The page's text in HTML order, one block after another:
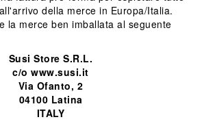
della merce in Europa/Italia.
la merce ben imballata al seguente
Susi Store S.R.L.
c/o www.susi.it
Via Ofanto, 2
04100 Latina
ITALY